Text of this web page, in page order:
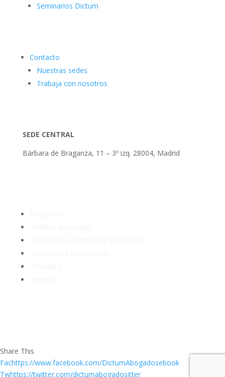
Seminarios Dictum
Contacto
Nuestras sedes
Trabaja con nosotros
SEDE CENTRAL
Bárbara de Braganza, 11 – 3º izq. 28004, Madrid
Share This
Fachttps://www.facebook.com/DictumAbogadosebook
Twhttps://twitter.com/dictumabogadositter